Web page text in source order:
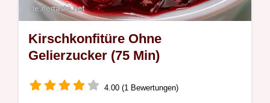
Kirschkonfitüre Ohne
Gelierzucker (75 Min)
4.00 (1 Bewertungen)